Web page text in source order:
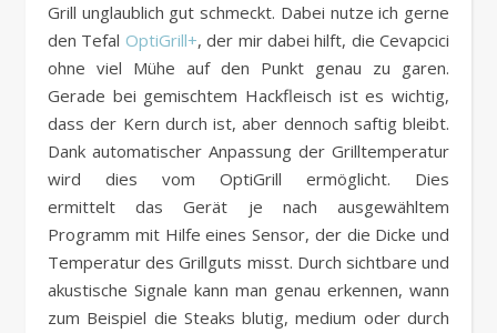
Grill unglaublich gut schmeckt. Dabei nutze ich gerne
den Tefal OptiGrill+, der mir dabei hilft, die Cevapcici
ohne viel Mühe auf den Punkt genau zu garen.
Gerade bei gemischtem Hackfleisch ist es wichtig,
dass der Kern durch ist, aber dennoch saftig bleibt.
Dank automatischer Anpassung der Grilltemperatur
wird dies vom OptiGrill ermöglicht. Dies
ermittelt das Gerät je nach ausgewähltem
Programm mit Hilfe eines Sensor, der die Dicke und
Temperatur des Grillguts misst. Durch sichtbare und
akustische Signale kann man genau erkennen, wann
zum Beispiel die Steaks blutig, medium oder durch